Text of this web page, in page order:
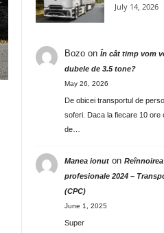
July 14, 2026
Bozoon În cât timp vom
dubele de 3.5 tone?
May 26, 2026
De obicei transportul de
soferi. Daca la fiecare 10 ore
de…
Manea ionuton
profesionale 2024 –
(CPC)
June 1, 2025
Super